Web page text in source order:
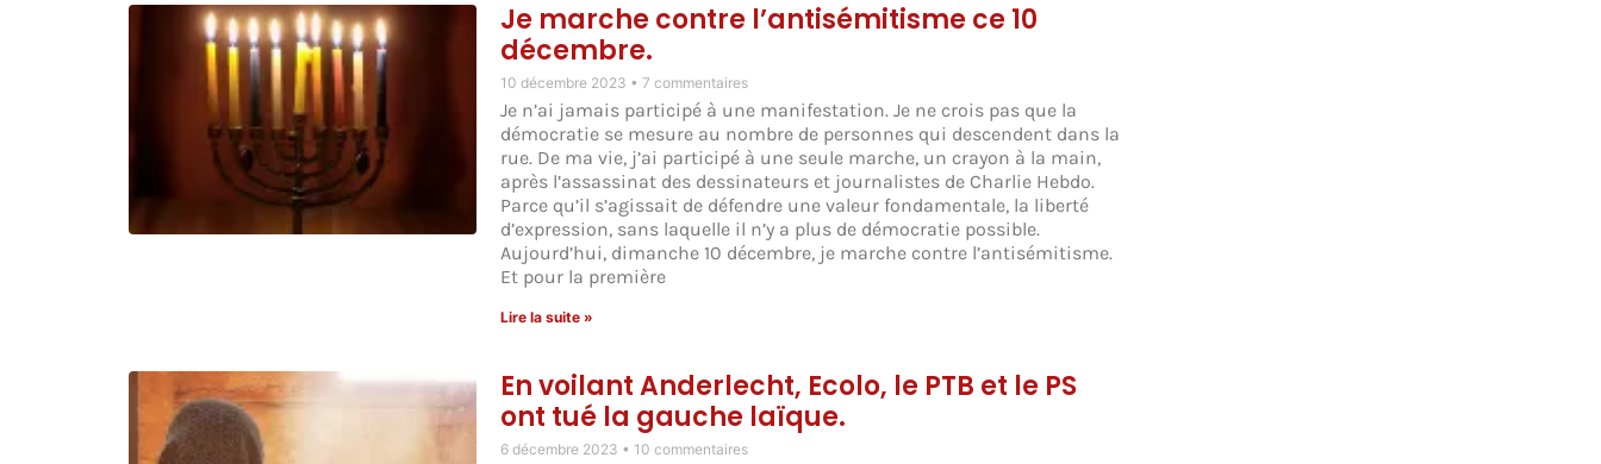
Je marche contre l’antisémitisme ce 10
décembre.
10 décembre 2023 7 commentaires
Je n’ai jamais participé à une manifestation. Je ne crois pas que la
démocratie se mesure au nombre de personnes qui descendent dans la
rue. De ma vie, j’ai participé à une seule marche, un crayon à la main,
après l’assassinat des dessinateurs et journalistes de Charlie Hebdo.
Parce qu’il s’agissait de défendre une valeur fondamentale, la liberté
d’expression, sans laquelle il n’y a plus de démocratie possible.
Aujourd’hui, dimanche 10 décembre, je marche contre l’antisémitisme.
Et pour la première
Lire la suite »
En voilant Anderlecht, Ecolo, le PTB et le PS
ont tué la gauche laïque.
6 décembre 2023 10 commentaires